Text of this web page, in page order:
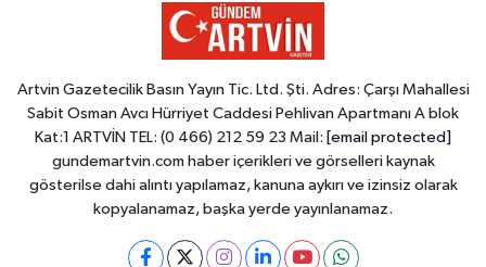
Artvin Gazetecilik Basın Yayın Tic. Ltd. Şti. Adres: Çarşı Mahallesi
Sabit Osman Avcı Hürriyet Caddesi Pehlivan Apartmanı A blok
Kat:1 ARTVİN TEL: (0 466) 212 59 23 Mail: [email protected]
gundemartvin.com haber içerikleri ve görselleri kaynak
gösterilse dahi alıntı yapılamaz, kanuna aykırı ve izinsiz olarak
kopyalanamaz, başka yerde yayınlanamaz.